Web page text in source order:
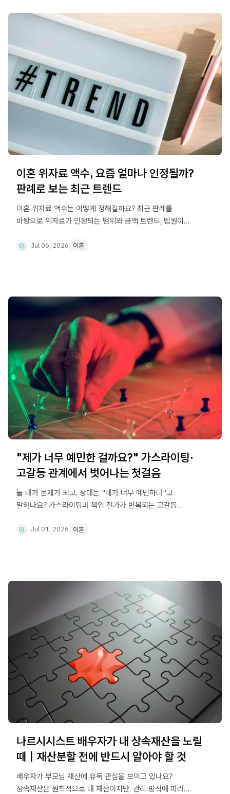
이혼 위자료 액수, 요즘 얼마나 인정될까?
판례로 보는 최근 트렌드
이혼 위자료 액수는 어떻게 정해질까요? 최근 판례를
바탕으로 위자료가 인정되는 범위와 금액 트렌드, 법원이
Jul 06, 2026 이혼
"제가 너무 예민한 걸까요?" 가스라이팅·
고갈등 관계에서 벗어나는 첫걸음
늘 내가 문제가 되고, 상대는 "네가 너무 예민하다"고
말하나요? 가스라이팅과 책임 전가가 반복되는 고갈등
변호사가 안내합니다.
Jul 01, 2026 이혼
나르시시스트 배우자가 내 상속재산을 노릴
때｜재산분할 전에 반드시 알아야 할 것
배우자가 부모님 재산에 유독 관심을 보이고 있나요?
상속재산은 원칙적으로 내 재산이지만, 관리 방식에 따라